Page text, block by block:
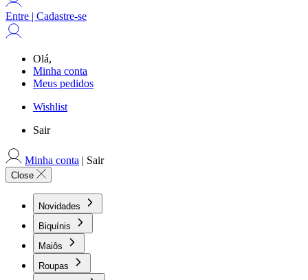
Entre | Cadastre-se
Olá,
Minha conta
Meus pedidos
Wishlist
Sair
Minha conta | Sair
Close
Novidades
Biquínis
Maiôs
Roupas